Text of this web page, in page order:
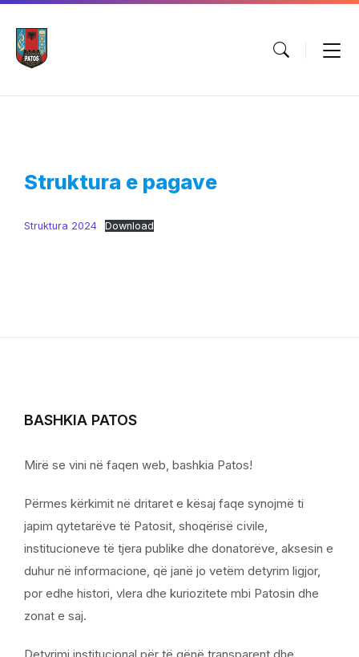
Skip
content
Skip
main
navigation
Skip
footer
Struktura e pagave
Struktura 2024 Download
BASHKIA PATOS
Mirë se vini në faqen web, bashkia Patos!
Përmes kërkimit në dritaret e kësaj faqe synojmë ti
japim qytetarëve të Patosit, shoqërisë civile,
institucioneve të tjera publike dhe donatorëve, aksesin e
duhur në informacione, që janë jo vetëm detyrim ligjor,
por edhe histori, vlera dhe kuriozitete mbi Patosin dhe
zonat e saj.